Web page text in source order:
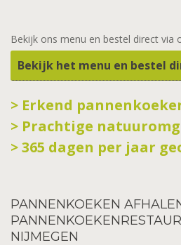
Bekijk ons menu en bestel direct via
Bekijk het menu en bestel
> Erkend
> Prachtige
> 365 dagen per jaar
PANNENKOEKEN
NIJMEGEN